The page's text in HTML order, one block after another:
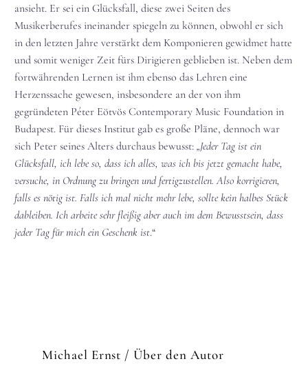
ansieht. Er sei ein Glücksfall, diese zwei Seiten des
Musikerberufes ineinander spiegeln zu können, obwohl er sich
in den letzten Jahre verstärkt dem Komponieren gewidmet hatte
und somit weniger Zeit fürs Dirigieren geblieben ist. Neben dem
fortwährenden Lernen ist ihm ebenso das Lehren eine
Herzenssache gewesen, insbesondere an der von ihm
gegründeten Péter Eötvös Contemporary Music Foundation in
Budapest. Für dieses Institut gab es große Pläne, dennoch war
sich Peter seines Alters durchaus bewusst: „Jeder Tag ist ein
Glücksfall, ich lebe so, dass ich alles, was ich bis jetzt gemacht habe,
versuche, in Ordnung zu bringen und fertigzustellen. Also korrigieren,
falls es nötig ist. Falls ich mal nicht mehr lebe, sollte kein halbes Stück
dableiben. Ich arbeite sehr fleißig aber auch im dem Bewusstsein, dass
jeder Tag für mich ein Geschenk ist.“
Michael Ernst / Über den Autor